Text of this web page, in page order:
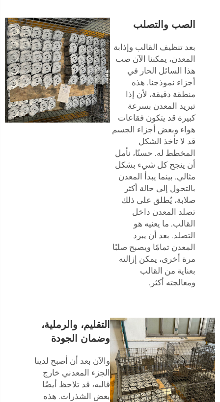
الصب والتصلب
بعد تنظيف القالب وإذابة
المعدن، يمكننا الآن صب
هذا السائل الحار في
أجزاء نموذجنا. هذه
منطقة دقيقة، لأن إذا
تبريد المعدن بسرعة
كبيرة قد يتكون فقاعات
هواء وبعض أجزاء الجسم
قد لا تأخذ الشكل
المخطط له. حسنًا، نأمل
أن ينجح كل شيء بشكل
مثالي. بينما يبدأ المعدن
بالتحول إلى حالة أكثر
صلابة، يُطلق على ذلك
تصلد المعدن داخل
القالب. ما يعنيه هو
التصلد. بعد أن يبرد
المعدن تمامًا ويصبح صلبًا
مرة أخرى، يمكن إزالته
بعناية من القالب
ومعالجته أكثر.
التقليم، والرملية،
وضمان الجودة
والآن بعد أن أصبح لدينا
الجزء المعدني خارج
قالبه، قد تلاحظ أيضًا
بعض الشذرات. هذه